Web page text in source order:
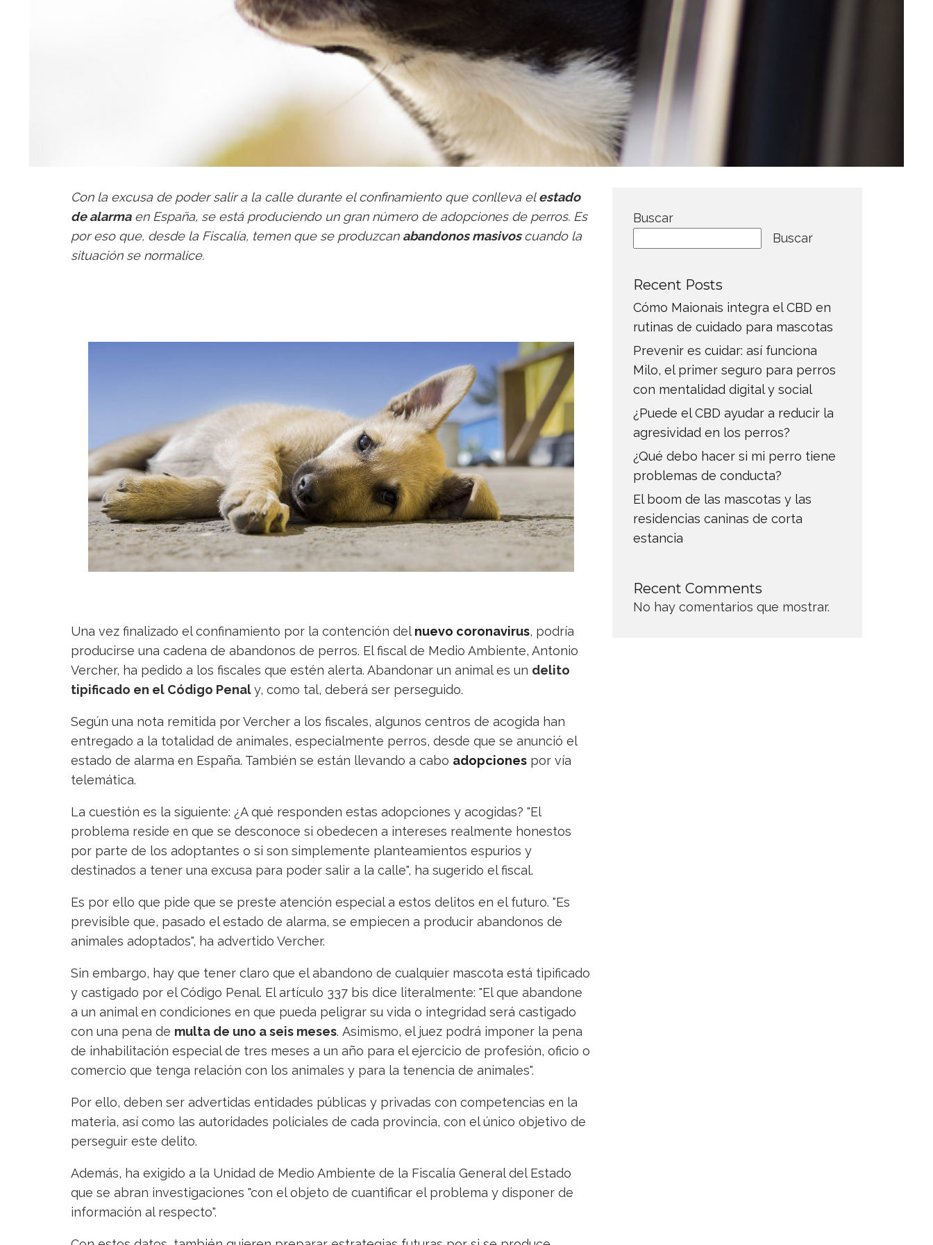
Con la excusa de poder salir a la calle durante el confinamiento que conlleva elestado
de alarmaen España, se está produciendo un gran número de adopciones de perros. Es
por eso que, desde la Fiscalía, temen que se produzcan abandonos masivos cuando la
situación se normalice.
Una vez finalizado el confinamiento por la contención del nuevo coronavirus, podría
producirse una cadena de abandonos de perros. El fiscal de Medio Ambiente, Antonio
Vercher, ha pedido a los fiscales que estén alerta. Abandonar un animal es un delito
tipificado en el Código Penaly, como tal, deberá ser perseguido.
Según una nota remitida por Vercher a los fiscales, algunos centros de acogida han
entregado a la totalidad de animales, especialmente perros, desde que se anunció el
estado de alarma en España. También se están llevando a cabo adopciones por vía
telemática.
La cuestión es la siguiente: ¿A qué responden estas adopciones y acogidas? "El
problema reside en que se desconoce si obedecen a intereses realmente honestos
por parte de los adoptantes o si son simplemente planteamientos espurios y
destinados a tener una excusa para poder salir a la calle", ha sugerido el fiscal.
Es por ello que pide que se preste atención especial a estos delitos en el futuro. "Es
previsible que, pasado el estado de alarma, se empiecen a producir abandonos de
animales adoptados", ha advertido Vercher.
Sin embargo, hay que tener claro que el abandono de cualquier mascota está tipificado
y castigado por el Código Penal. El artículo 337 bis dice literalmente: "El que abandone
a un animal en condiciones en que pueda peligrar su vida o integridad será castigado
con una pena de multa de uno a seis meses. Asimismo, el juez podrá imponer la pena
de inhabilitación especial de tres meses a un año para el ejercicio de profesión, oficio o
comercio que tenga relación con los animales y para la tenencia de animales".
Por ello, deben ser advertidas entidades públicas y privadas con competencias en la
materia, así como las autoridades policiales de cada provincia, con el único objetivo de
perseguir este delito.
Además, ha exigido a la Unidad de Medio Ambiente de la Fiscalía General del Estado
que se abran investigaciones "con el objeto de cuantificar el problema y disponer de
información al respecto".
Buscar
Buscar
Recent Posts
Cómo Maionais integra el CBD en
rutinas de cuidado para mascotas
Prevenir es cuidar: así funciona
Milo, el primer seguro para perros
con mentalidad digital y social
¿Puede el CBD ayudar a reducir la
agresividad en los perros?
¿Qué debo hacer si mi perro tiene
problemas de conducta?
El boom de las mascotas y las
residencias caninas de corta
estancia
Recent Comments
No hay comentarios que mostrar.